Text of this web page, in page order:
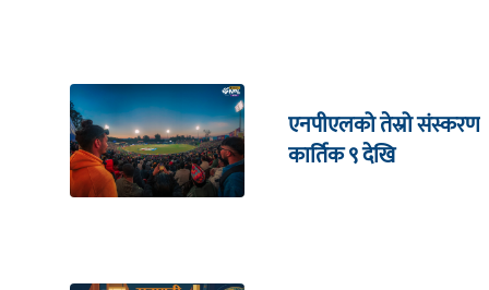
एनपीएलको तेस्रो संस्करण
कार्तिक ९ देखि